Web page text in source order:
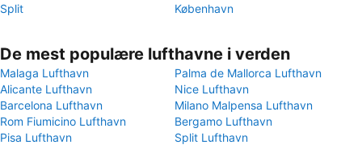
Split
København
De mest populære lufthavne i verden
Malaga Lufthavn
Palma de Mallorca Lufthavn
Alicante Lufthavn
Nice Lufthavn
Barcelona Lufthavn
Milano Malpensa Lufthavn
Rom Fiumicino Lufthavn
Bergamo Lufthavn
Pisa Lufthavn
Split Lufthavn